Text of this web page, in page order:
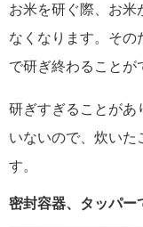
お米を研ぐ際、お米
なくなります。その
で研ぎ終わることが
研ぎすぎることがあ
いないので、炊いた
す。
密封容器、タッパー